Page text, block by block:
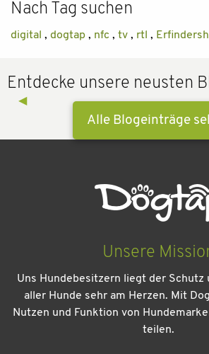
Nach Tag suchen
digital , dogtap , nfc , tv , rtl ,
Entdecke unsere neusten
Previous Slide
◀︎
Kein Urlaub ohne meinen Hund:
Alle Blogeinträge
Unsere
Uns Hundebesitzern liegt der Schutz
aller Hunde sehr am Herzen. Mit
Nutzen und Funktion von
teilen.